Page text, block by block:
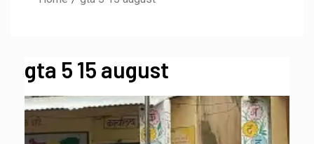
gta 5 15 august